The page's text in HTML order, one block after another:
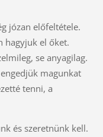
józan előfeltétele.
hagyjuk el őket.
se anyagilag.
magunkat
tenni, a
és szeretnünk kell.